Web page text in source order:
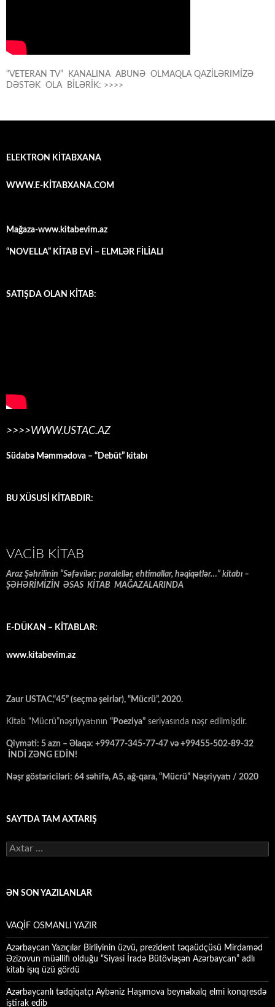
“VETERAN TV” KANALINA ABUNƏ OLMAQLA QAZİLƏRIMİZƏ
DƏSTƏK OLA BİLƏRİK: >>>>
ELEKTRON KİTABXANA
WWW.E-KİTABXANA.COM
Mağaza-www.kitabevim.az
“NOVELLA” KİTAB EVİ – ELMLƏR FİLİALI
SATIŞDA OLAN KİTAB:
>>>>WWW.USTAC.AZ
Südabə Məmmədova – “Debüt” kitabı
BU XÜSUSİ KİTABDIR:
VACIB KITAB
Araz Şəhrilinin “Səfəvilər: paralellər, ehtimallar, həqiqətlər…” kitabı –
ŞƏHƏRİMİZİN ƏSAS KİTAB MAĞAZALARINDA
E-DÜKAN – KİTABLAR:
www.kitabevim.az
Zaur USTAC,“45” (seçmə şeirlər), “Mücrü”, 2020.
Kitab “Mücrü”nəşriyyatının “Poeziya” seriyasında nəşr edilmişdir.
Qiyməti: 5 azn – Əlaqə: +99477-345-77-47 və +99455-502-89-32
İNDİ ZƏNG EDİN!
Nəşr göstəriciləri: 64 səhifə, A5, ağ-qara, “Mücrü” Nəşriyyatı / 2020
SAYTDA TAM AXTARIŞ
Axtarış:
ƏN SON YAZILANLAR
VAQİF OSMANLI YAZIR
Azərbaycan Yazıçılar Birliyinin üzvü, prezident təqaüdçüsü Mirdaməd
Əzizovun müəllifi olduğu “Siyasi İradə Bütövləşən Azərbaycan” adlı
kitab işıq üzü gördü
Azərbaycanlı tədqiqatçı Aybəniz Haşımova beynəlxalq elmi konqresdə
iştirak edib